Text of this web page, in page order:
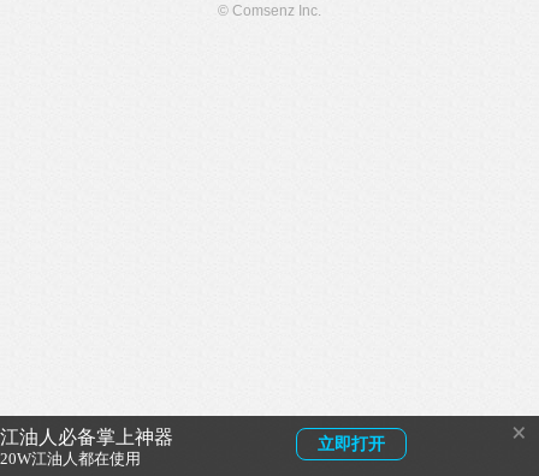
江油人必备掌上神器
20W江油人都在使用
立即打开 ×
© Comsenz Inc.